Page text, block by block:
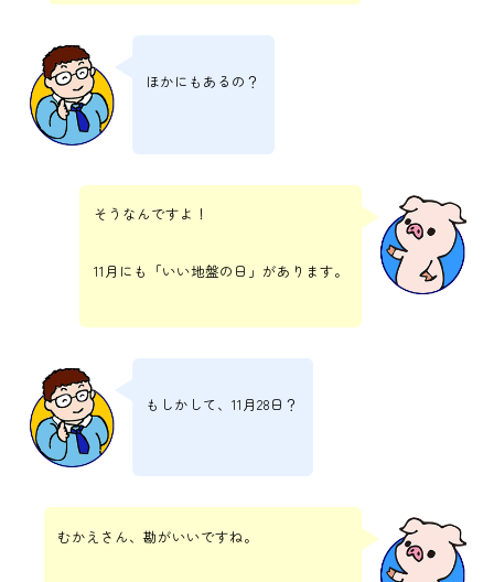
ほかにもあるの？
そうなんですよ！
11月にも「いい地盤の日」があります。
もしかして、11月28日？
むかえさん、勘がいいですね。